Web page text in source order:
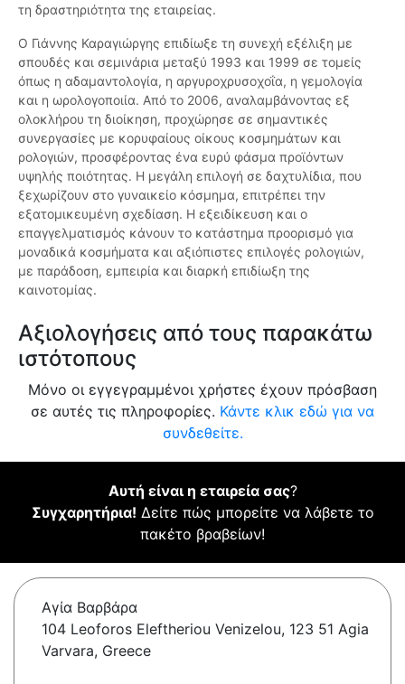
τη δραστηριότητα της εταιρείας.
Ο Γιάννης Καραγιώργης επιδίωξε τη συνεχή εξέλιξη με
σπουδές και σεμινάρια μεταξύ 1993 και 1999 σε τομείς
όπως η αδαμαντολογία, η αργυροχρυσοχοΐα, η γεμολογία
και η ωρολογοποιία. Από το 2006, αναλαμβάνοντας εξ
ολοκλήρου τη διοίκηση, προχώρησε σε σημαντικές
συνεργασίες με κορυφαίους οίκους κοσμημάτων και
ρολογιών, προσφέροντας ένα ευρύ φάσμα προϊόντων
υψηλής ποιότητας. Η μεγάλη επιλογή σε δαχτυλίδια, που
ξεχωρίζουν στο γυναικείο κόσμημα, επιτρέπει την
εξατομικευμένη σχεδίαση. Η εξειδίκευση και ο
επαγγελματισμός κάνουν το κατάστημα προορισμό για
μοναδικά κοσμήματα και αξιόπιστες επιλογές ρολογιών,
με παράδοση, εμπειρία και διαρκή επιδίωξη της
καινοτομίας.
Αξιολογήσεις από τους παρακάτω
ιστότοπους
Μόνο οι εγγεγραμμένοι χρήστες έχουν πρόσβαση
σε αυτές τις πληροφορίες. Κάντε κλικ εδώ για να
συνδεθείτε.
Αυτή είναι η εταιρεία σας?
Συγχαρητήρια! Δείτε πώς μπορείτε να λάβετε το
πακέτο βραβείων!
Αγία Βαρβάρα
104 Leoforos Eleftheriou Venizelou, 123 51 Agia
Varvara, Greece